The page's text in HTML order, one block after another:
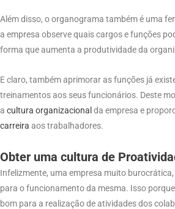
Além disso, o organograma também é uma
a empresa observe quais cargos e funções
forma que aumenta a produtividade da
E claro, também aprimorar as funções já
treinamentos aos seus funcionários. Deste
a cultura organizacional da empresa e
carreira aos trabalhadores.
Obter uma cultura de
Infelizmente, uma empresa muito
para o funcionamento da mesma. Isso
bom para a realização de atividades dos